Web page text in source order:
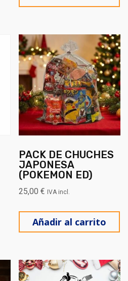
PACK DE CHUCHES
JAPONESA
(POKEMON ED)
25,00€ IVA incl.
Añadir al carrito